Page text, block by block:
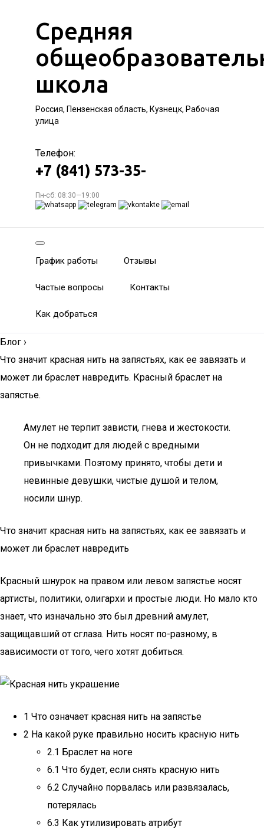
Средняя
школа
Россия, Пензенская область, Кузнецк, Рабочая
улица
Телефон:
+7 (841) 573-35-
Пн-сб: 08:30—19:00
График работы Отзывы
Частые вопросы Контакты
Как добраться
Блог ›
Что значит красная нить на запястьях, как ее завязать и
может ли браслет навредить. Красный браслет на
запястье.
Амулет не терпит зависти, гнева и жестокости.
Он не подходит для людей с вредными
привычками. Поэтому принято, чтобы дети и
невинные девушки, чистые душой и телом,
носили шнур.
Что значит красная нить на запястьях, как ее завязать и
может ли браслет навредить
Красный шнурок на правом или левом запястье носят
артисты, политики, олигархи и простые люди. Но мало кто
знает, что изначально это был древний амулет,
защищавший от сглаза. Нить носят по-разному, в
зависимости от того, чего хотят добиться.
1 Что означает красная нить на запястье
2 На какой руке правильно носить красную нить
2.1 Браслет на ноге
6.1 Что будет, если снять красную нить
6.2 Случайно порвалась или развязалась,
потерялась
6.3 Как утилизировать атрибут